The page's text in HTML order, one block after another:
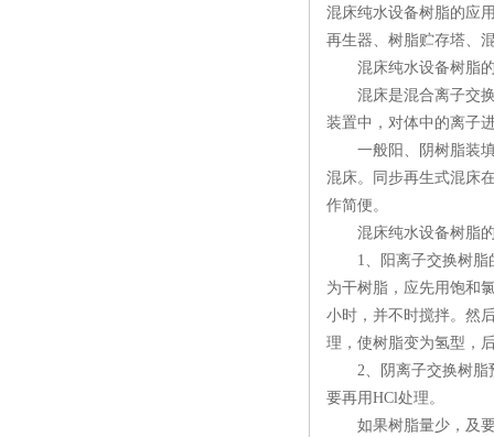
混床纯水设备树脂的应
再生器、树脂贮存塔、
混床纯水设备树脂的
混床是混合离子交换
装置中，对体中的离子
一般阳、阴树脂装填
混床。同步再生式混床
作简便。
混床纯水设备树脂
1、阳离子交换树脂的
为干树脂，应先用饱和
小时，并不时搅拌。然
理，使树脂变为氢型，
2、阴离子交换树脂预
要再用HCl处理。
如果树脂量少，及要